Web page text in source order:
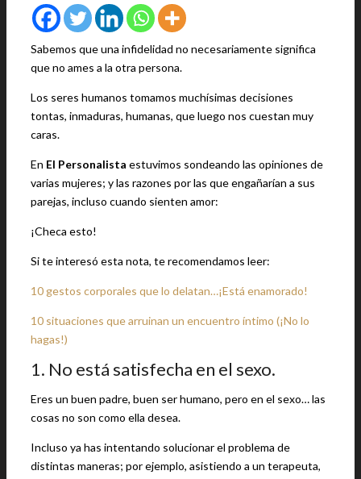
Sabemos que una infidelidad no necesariamente significa
que no ames a la otra persona.
Los seres humanos tomamos muchísimas decisiones
tontas, inmaduras, humanas, que luego nos cuestan muy
caras.
En El Personalista estuvimos sondeando las opiniones de
varias mujeres; y las razones por las que engañarían a sus
parejas, incluso cuando sienten amor:
¡Checa esto!
Si te interesó esta nota, te recomendamos leer:
10 gestos corporales que lo delatan…¡Está enamorado!
10 situaciones que arruinan un encuentro íntimo (¡No lo
hagas!)
1. No está satisfecha en el sexo.
Eres un buen padre, buen ser humano, pero en el sexo… las
cosas no son como ella desea.
Incluso ya has intentando solucionar el problema de
distintas maneras; por ejemplo, asistiendo a un terapeuta,